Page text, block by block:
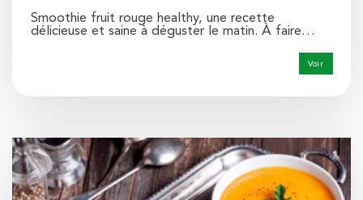
Smoothie fruit rouge healthy, une recette
délicieuse et saine à déguster le matin. À faire…
Voir